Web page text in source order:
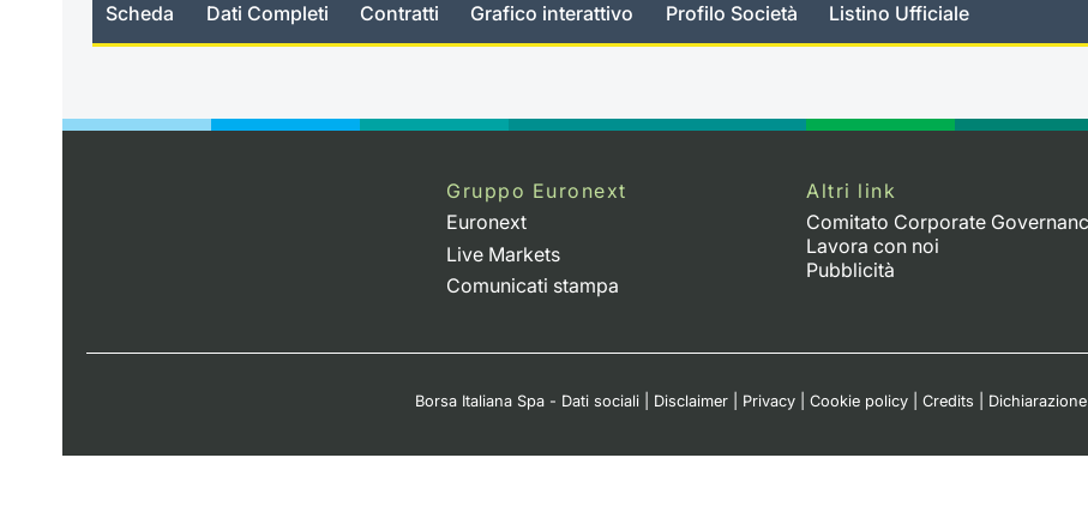
Scheda Dati Completi Contratti Grafico interattivo Profilo Società Listino Ufficiale
Gruppo Euronext
Euronext
Live Markets
Comunicati stampa
Altri link
Comitato Corporate
Lavora con noi
Pubblicità
Borsa Italiana Spa - Dati sociali Disclaimer Privacy Cookie policy Credits